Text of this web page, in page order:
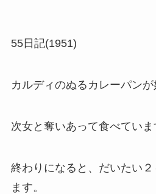
55日記(1951)
カルディのぬるカレーパンが
次女と奪いあって食べていま
終わりになると、だいたい
ます。